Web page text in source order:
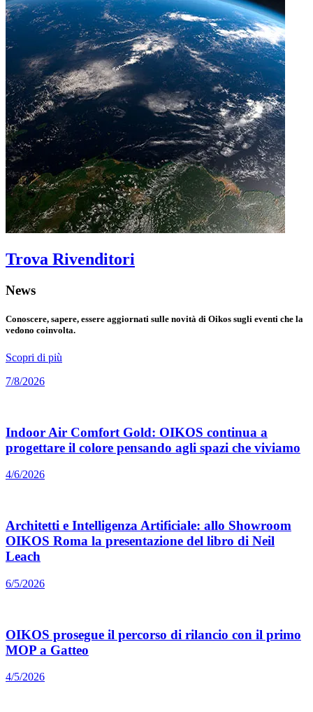
Trova Rivenditori
News
Conoscere, sapere, essere aggiornati sulle novità di Oikos sugli eventi che la
vedono coinvolta.
Scopri di più
7/8/2026
Indoor Air Comfort Gold: OIKOS continua a
progettare il colore pensando agli spazi che viviamo
4/6/2026
Architetti e Intelligenza Artificiale: allo Showroom
OIKOS Roma la presentazione del libro di Neil
Leach
6/5/2026
OIKOS prosegue il percorso di rilancio con il primo
MOP a Gatteo
4/5/2026